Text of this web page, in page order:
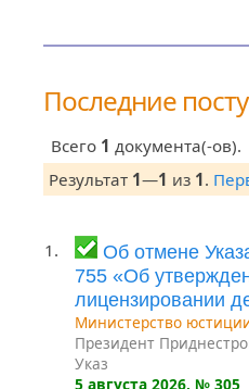
Последние
Всего 1 документа(-ов).
Результат 1—1 из 1.
1.
Об отмене
755 «Об
лицензировании
Министерство
Президент
Указ
5 августа 2026, № 305